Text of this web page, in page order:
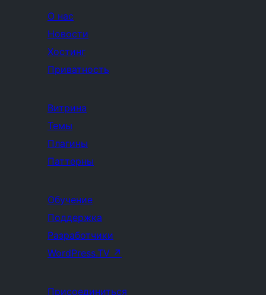
О нас
Новости
Хостинг
Приватность
Витрина
Темы
Плагины
Паттерны
Обучение
Поддержка
Разработчики
WordPress.TV ↗
Присоединиться